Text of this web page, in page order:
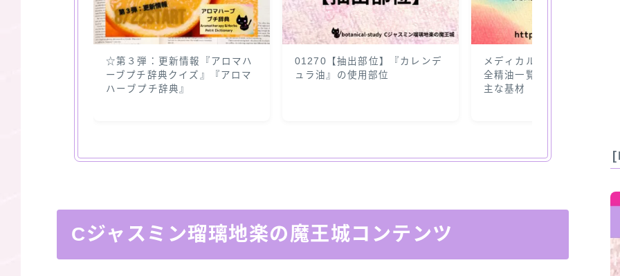
☆第３弾：更新情報『アロマハ
ーブプチ辞典クイズ』『アロマ
ハーブプチ辞典』
01270【抽出部位】『カレンデ
ュラ油』の使用部位
メディカルアロマ入門！科
全精油一覧とケモタイプ精
主な基材
Cジャスミン瑠璃地楽の魔王城コンテンツ